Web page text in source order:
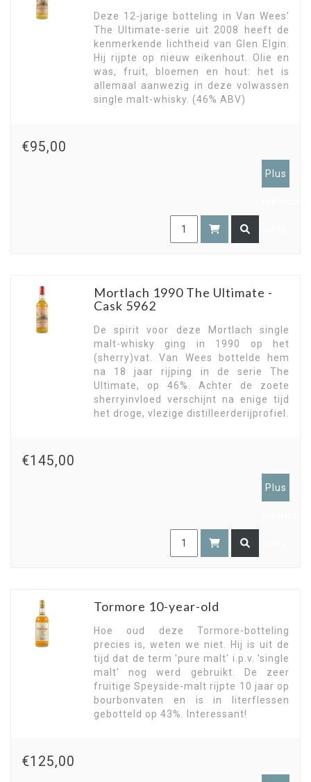
Deze 12-jarige botteling in Van Wees’
The Ultimate-serie uit 2008 heeft de
kenmerkende lichtheid van Glen Elgin.
Hij rijpte op nieuw eikenhout. Olie en
was, fruit, bloemen en hout: het is
allemaal aanwezig in deze volwassen
single malt-whisky. (46% ABV)
€95,00
Plus
Mortlach 1990 The Ultimate -
Cask 5962
De spirit voor deze Mortlach single
malt-whisky ging in 1990 op het
(sherry)vat. Van Wees bottelde hem
na 18 jaar rijping in de serie The
Ultimate, op 46%. Achter de zoete
sherryinvloed verschijnt na enige tijd
het droge, vlezige distilleerderijprofiel.
€145,00
Plus
Tormore 10-year-old
Hoe oud deze Tormore-botteling
precies is, weten we niet. Hij is uit de
tijd dat de term 'pure malt' i.p.v. 'single
malt' nog werd gebruikt. De zeer
fruitige Speyside-malt rijpte 10 jaar op
bourbonvaten en is in literflessen
gebotteld op 43%. Interessant!
€125,00